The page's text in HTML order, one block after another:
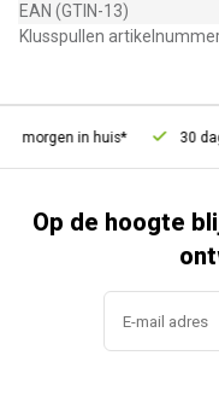
EAN (GTIN-13)
Klusspullen
morgen in huis* 30
Op de hoogte